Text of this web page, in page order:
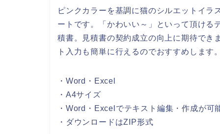
ピンクカラーを基調に猫のシルエットイ
ートです。「かわいい～」といって頂ける
積書。見積書の契約成立の向上に期待で
ト入力も簡単に行えるのでおすすめします
・Word・Excel
・A4サイズ
・Word・Excelでテキスト編集・作成が可
・ダウンロードはZIP形式